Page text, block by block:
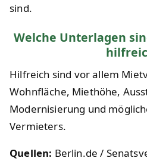
sind.
Welche Unterlagen
Hilfreich sind vor allem
Wohnfläche, Miethöhe,
Modernisierung und
Vermieters.
Quellen: Berlin.de /